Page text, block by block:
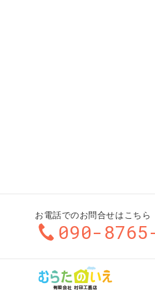
お電話でのお問合せはこちら
090-